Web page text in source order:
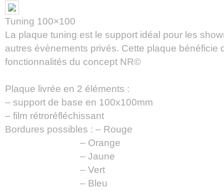
Tuning 100×100
La plaque tuning est le support idéal pour les
autres évènements privés. Cette plaque bénéficie
fonctionnalités du concept NR©
Plaque livrée en 2 éléments :
– support de base en 100x100mm
– film rétroréfléchissant
Bordures possibles : – Rouge
– Orange
– Jaune
– Vert
– Bleu